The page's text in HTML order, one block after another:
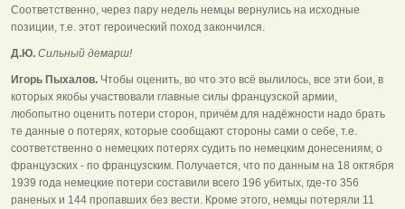
Соответственно, через пару недель немцы вернулись на исходные
позиции, т.е. этот героический поход закончился.
Д.Ю. Сильный демарш!
Игорь Пыхалов. Чтобы оценить, во что это всё вылилось, все эти бои, в
которых якобы участвовали главные силы французской армии,
любопытно оценить потери сторон, причём для надёжности надо брать
те данные о потерях, которые сообщают стороны сами о себе, т.е.
соответственно о немецких потерях судить по немецким донесениям, о
французских - по французским. Получается, что по данным на 18 октября
1939 года немецкие потери составили всего 196 убитых, где-то 356
раненых и 144 пропавших без вести. Кроме этого, немцы потеряли 11